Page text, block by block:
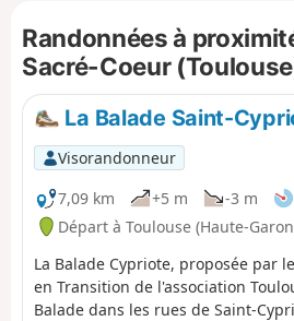
Randonnées à
Sacré-Coeur
La Balade Saint-
Visorandonneur
7,09 km
+5 m -3 m
Départ à Toulouse (Haute-
La Balade Cypriote, proposée par
en Transition de l'association
Balade dans les rues de Saint-